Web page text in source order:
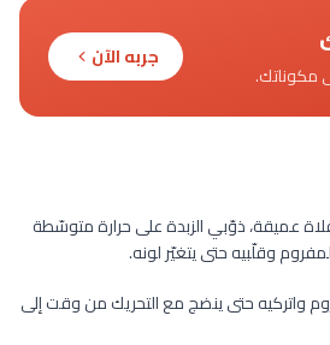
مكوناتك.
جربه الآن
عميقة، ذوّبي الزبدة على حرارة متوسّطة
وقلّبيه حتى يتغيّر لونه.
واتركيه حتى ينضج مع التحريك من وقت إلى